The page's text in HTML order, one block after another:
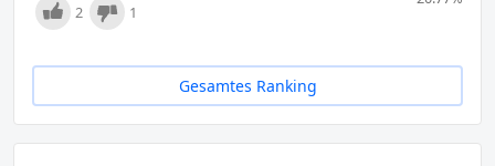
2 1
Gesamtes Ranking